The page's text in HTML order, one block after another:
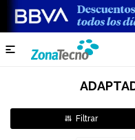
